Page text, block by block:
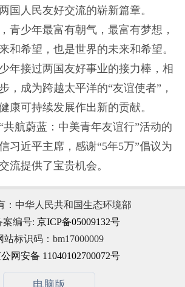
国人民友好交流的崭新篇章。
少年最富有朝气，最富有梦想，
和希望，也是世界的未来和希望。
年接过两国友好事业的接力棒，相
，成为跨越太平洋的“友谊使者”，
康可持续发展作出新的贡献。
航蔚蓝：中美青年友谊行”活动的
习近平主席，感谢“5年5万”倡议为
流提供了宝贵机会。
：中华人民共和国生态环境部
案编号: 京ICP备05009132号
站标识码：bm17000009
网安备 11040102700072号
电脑版